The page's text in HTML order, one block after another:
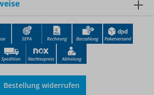
Bestellung widerrufen